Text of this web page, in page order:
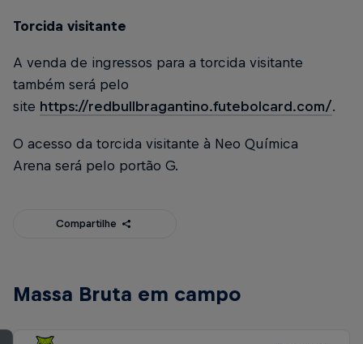
Torcida visitante
A venda de ingressos para a torcida visitante
também será pelo
site https://redbullbragantino.futebolcard.com/.
O acesso da torcida visitante à Neo Química
Arena será pelo portão G.
Compartilhe
Massa Bruta em campo